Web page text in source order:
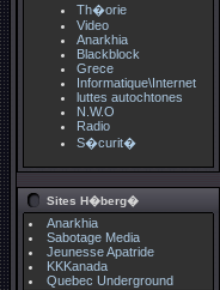
Th�orie
Video
Anarkhia
Blackblock
Grece
Informatique\Internet
luttes autochtones
N.W.O
Radio
S�curit�
Sites H�berg�
Anarkhia
Sabotage Media
Jeunesse Apatride
KKKanada
Quebec Underground